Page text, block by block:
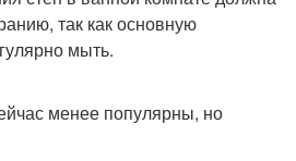
так как основную
мыть.
менее популярны, но